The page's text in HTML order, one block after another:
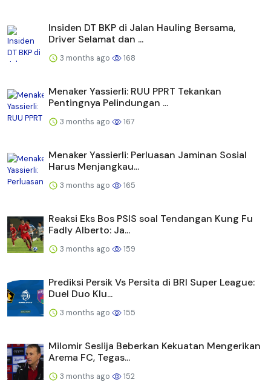
Insiden DT BKP di Jalan Hauling Bersama,
Driver Selamat dan ...
3 months ago 168
Menaker Yassierli: RUU PPRT Tekankan
Pentingnya Pelindungan ...
3 months ago 167
Menaker Yassierli: Perluasan Jaminan Sosial
Harus Menjangkau...
3 months ago 165
Reaksi Eks Bos PSIS soal Tendangan Kung Fu
Fadly Alberto: Ja...
3 months ago 159
Prediksi Persik Vs Persita di BRI Super League:
Duel Duo Klu...
3 months ago 155
Milomir Seslija Beberkan Kekuatan Mengerikan
Arema FC, Tegas...
3 months ago 152